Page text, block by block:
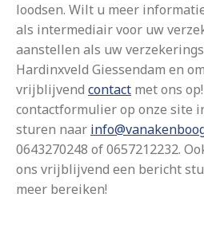
loodsen. Wilt u meer
als intermediair voor uw
aanstellen als uw
Hardinxveld Giessendam en
vrijblijvend contact met ons
contactformulier op onze site
sturen naar
0643270248 of 0657212232.
ons vrijblijvend een bericht
meer bereiken!